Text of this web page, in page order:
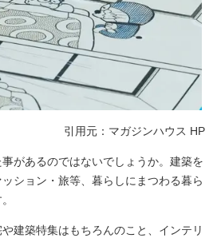
引用元：マガジンハウス HP
があるのではないでしょうか。建築を
ション・旅等、暮らしにまつわる暮ら
建築特集はもちろんのこと、インテリ